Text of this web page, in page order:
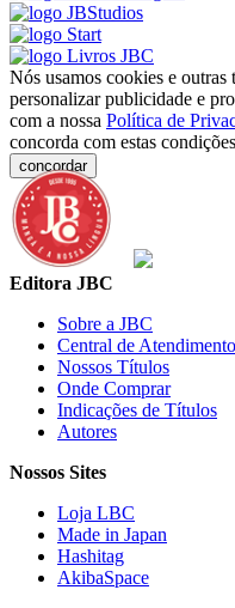
Nós usamos cookies e outras
personalizar publicidade e
com a nossa Política de
concorda com estas
concordar
Editora JBC
Sobre a JBC
Central de Atendimento
Nossos Títulos
Onde Comprar
Indicações de Títulos
Autores
Nossos Sites
Loja LBC
Made in Japan
Hashitag
AkibaSpace